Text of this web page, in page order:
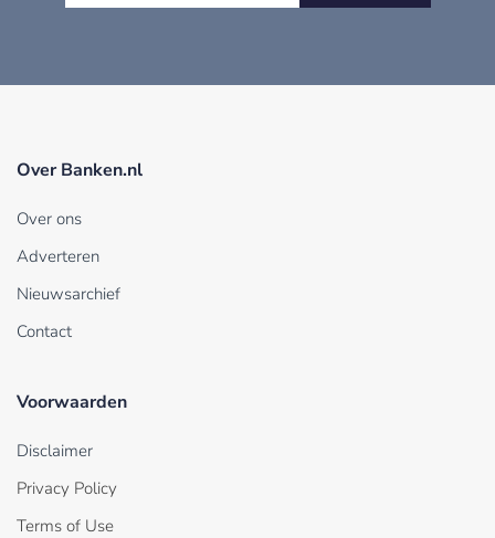
Over Banken.nl
Over ons
Adverteren
Nieuwsarchief
Contact
Voorwaarden
Disclaimer
Privacy Policy
Terms of Use